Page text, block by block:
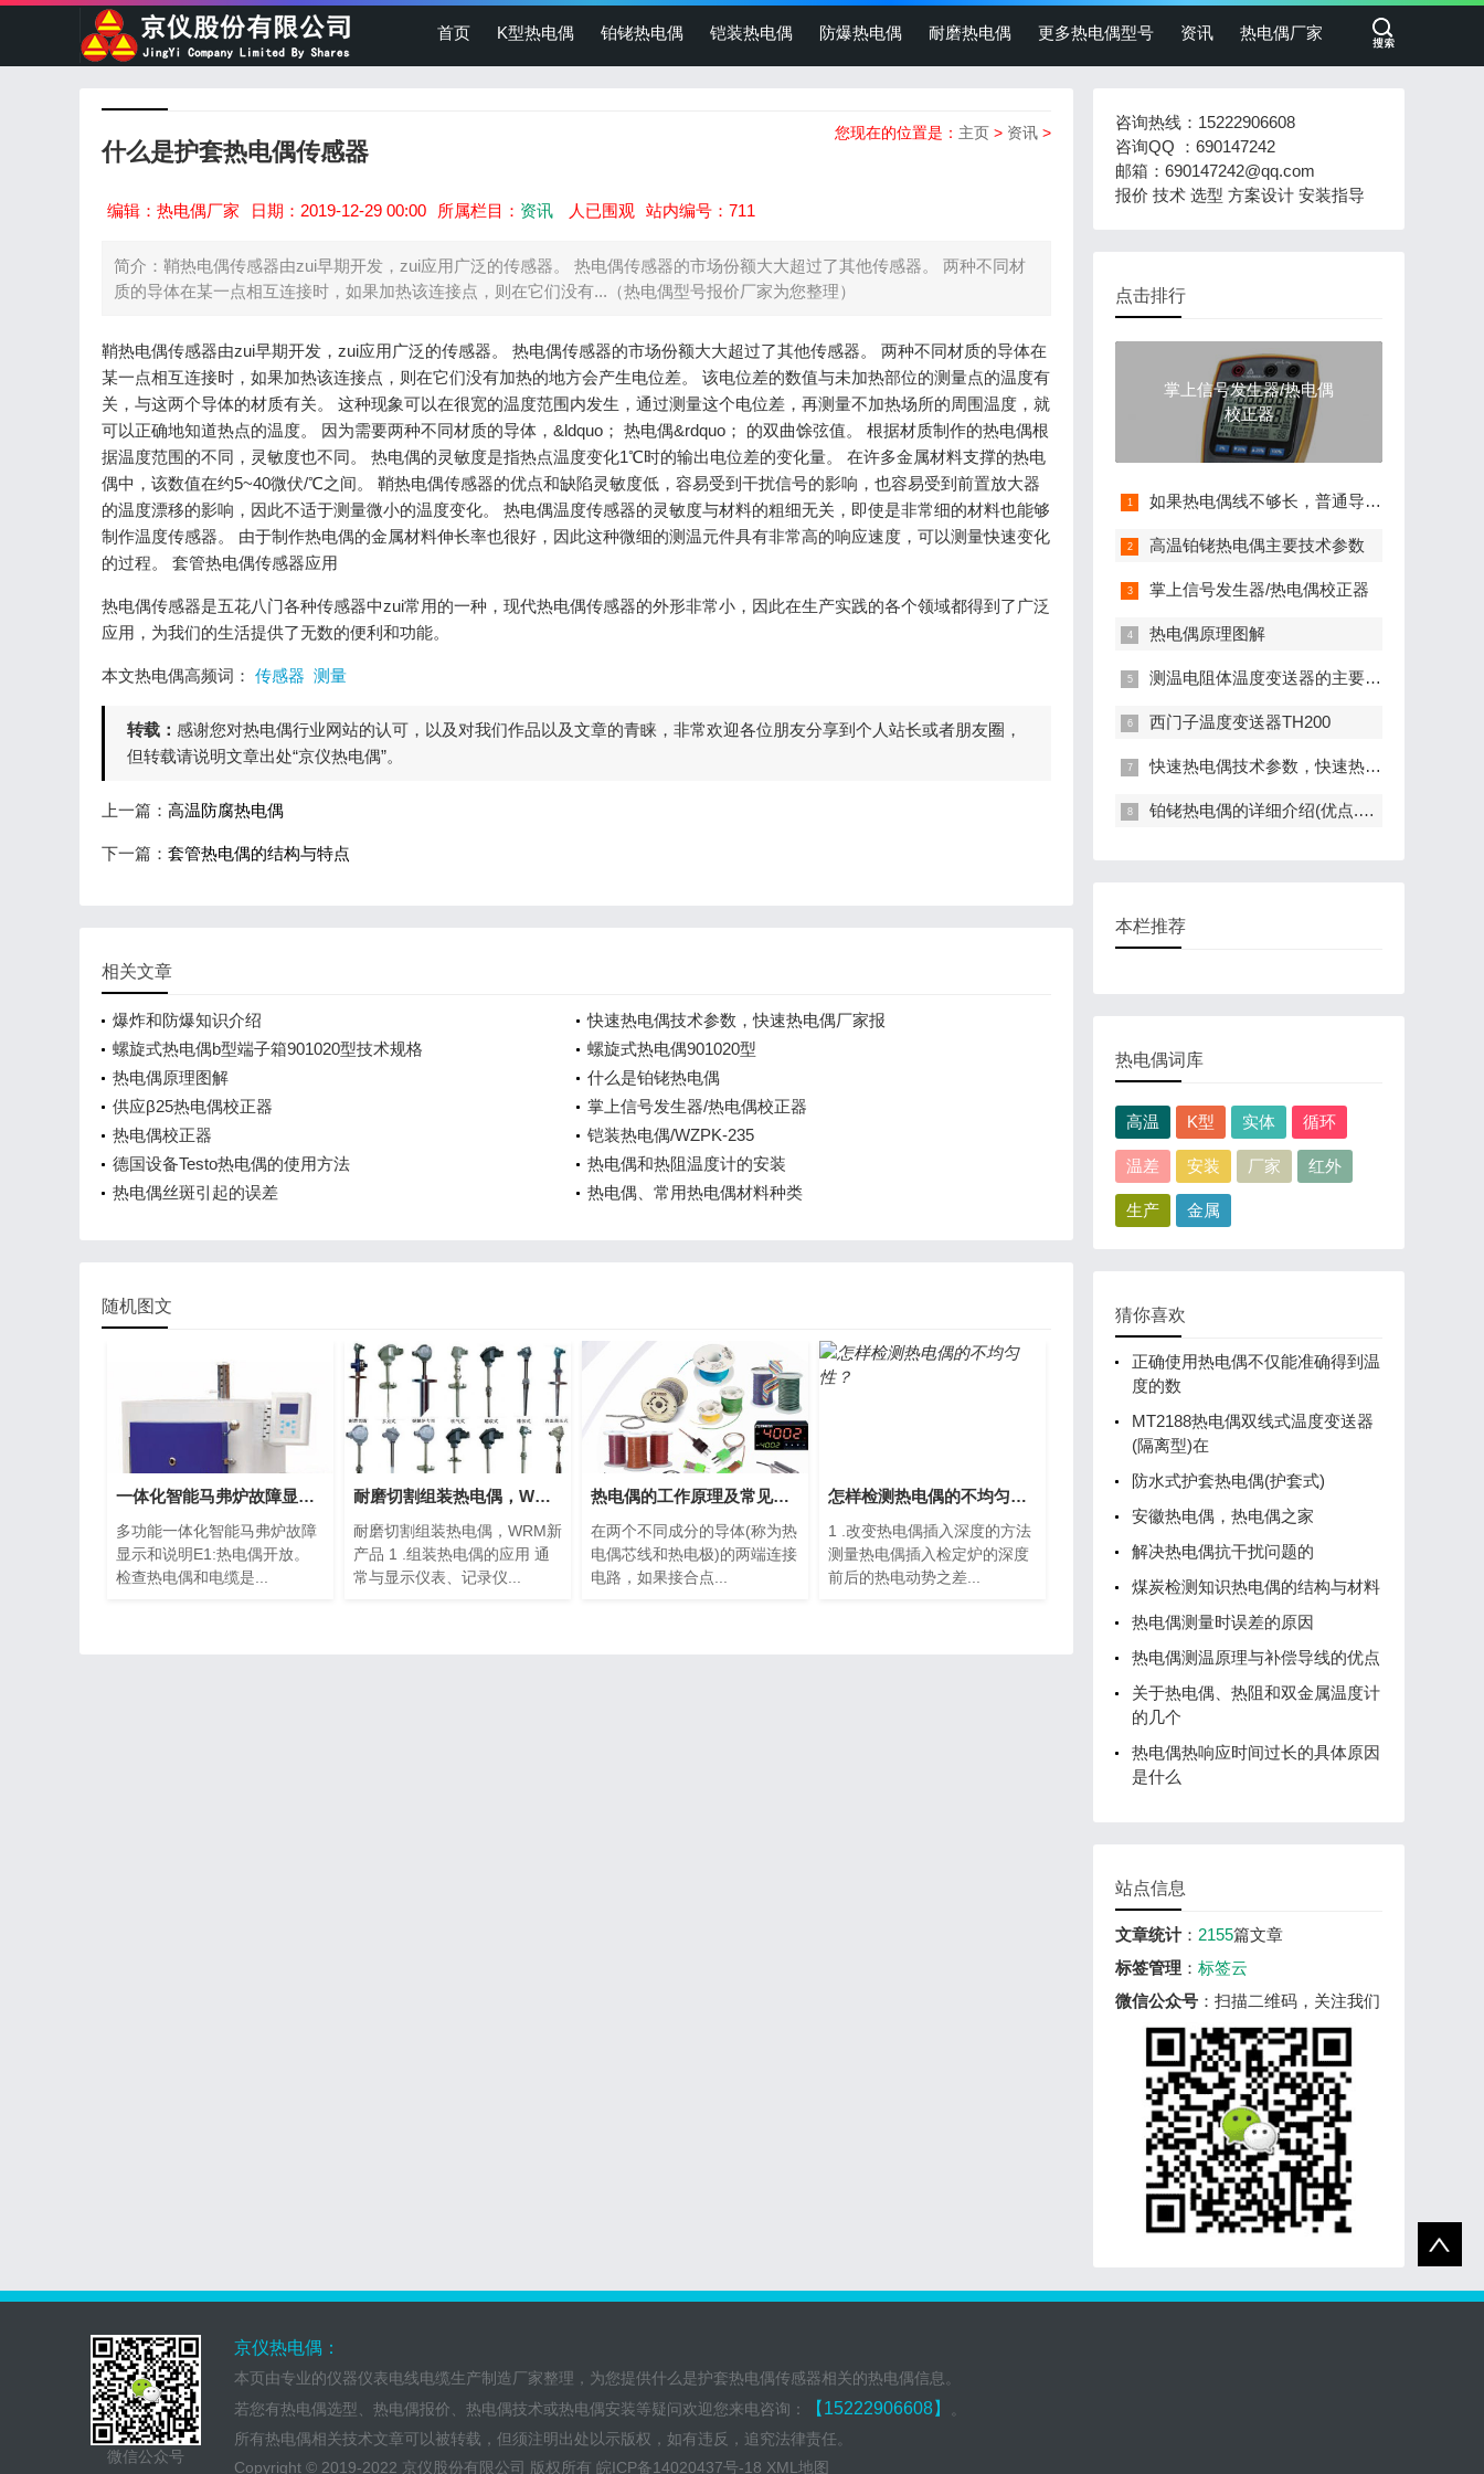
首页 K型热电偶 铂铑热电偶 铠装热电偶 防爆热电偶 耐磨热电偶 更多热电偶型号 资讯 热电偶厂家
您现在的位置是： 主页 > 资讯 >
什么是护套热电偶传感器
编辑：热电偶厂家 日期：2019-12-29 00:00 所属栏目： 资讯 人已围观 站内编号：711
简介：鞘热电偶传感器由zui早期开发，zui应用广泛的传感器。 热电偶传感器的市场份额大大超过了其他传感器。 两种不同材
质的导体在某一点相互连接时，如果加热该连接点，则在它们没有...（热电偶型号报价厂家为您整理）
鞘热电偶传感器由zui早期开发，zui应用广泛的传感器。 热电偶传感器的市场份额大大超过了其他传感器。 两种不同材质的导体在
某一点相互连接时，如果加热该连接点，则在它们没有加热的地方会产生电位差。 该电位差的数值与未加热部位的测量点的温度有
关，与这两个导体的材质有关。 这种现象可以在很宽的温度范围内发生，通过测量这个电位差，再测量不加热场所的周围温度，就
可以正确地知道热点的温度。 因为需要两种不同材质的导体，&ldquo； 热电偶&rdquo； 的双曲馀弦值。 根据材质制作的热电偶根
据温度范围的不同，灵敏度也不同。 热电偶的灵敏度是指热点温度变化1℃时的输出电位差的变化量。 在许多金属材料支撑的热电
偶中，该数值在约5~40微伏/℃之间。 鞘热电偶传感器的优点和缺陷灵敏度低，容易受到干扰信号的影响，也容易受到前置放大器
的温度漂移的影响，因此不适于测量微小的温度变化。 热电偶温度传感器的灵敏度与材料的粗细无关，即使是非常细的材料也能够
制作温度传感器。 由于制作热电偶的金属材料伸长率也很好，因此这种微细的测温元件具有非常高的响应速度，可以测量快速变化
的过程。 套管热电偶传感器应用
热电偶传感器是五花八门各种传感器中zui常用的一种，现代热电偶传感器的外形非常小，因此在生产实践的各个领域都得到了广泛
应用，为我们的生活提供了无数的便利和功能。
本文热电偶高频词： 传感器 测量
转载： 感谢您对热电偶行业网站的认可，以及对我们作品以及文章的青睐，非常欢迎各位朋友分享到个人站长或者朋友圈，
但转载请说明文章出处“京仪热电偶”。
上一篇： 高温防腐热电偶
下一篇： 套管热电偶的结构与特点
相关文章
爆炸和防爆知识介绍
快速热电偶技术参数，快速热电偶厂家报
螺旋式热电偶b型端子箱901020型技术规格
螺旋式热电偶901020型
热电偶原理图解
什么是铂铑热电偶
供应β25热电偶校正器
掌上信号发生器/热电偶校正器
热电偶校正器
铠装热电偶/WZPK-235
德国设备Testo热电偶的使用方法
热电偶和热阻温度计的安装
热电偶丝斑引起的误差
热电偶、常用热电偶材料种类
随机图文
一体化智能马弗炉故障显示与说明、分析
多功能一体化智能马弗炉故障
显示和说明E1:热电偶开放。
检查热电偶和电缆是...
耐磨切割组装热电偶，WRM新产品
耐磨切割组装热电偶，WRM新
产品 1 .组装热电偶的应用 通
常与显示仪表、记录仪...
热电偶的工作原理及常见种类
在两个不同成分的导体(称为热
电偶芯线和热电极)的两端连接
电路，如果接合点...
怎样检测热电偶的不均匀性？
1 .改变热电偶插入深度的方法
测量热电偶插入检定炉的深度
前后的热电动势之差...
咨询热线：15222906608
咨询QQ ：690147242
邮箱：690147242@qq.com
报价 技术 选型 方案设计 安装指导
点击排行
掌上信号发生器/热电偶
校正器
如果热电偶线不够长，普通导线是否可以
高温铂铑热电偶主要技术参数
掌上信号发生器/热电偶校正器
热电偶原理图解
测温电阻体温度变送器的主要特点
西门子温度变送器TH200
快速热电偶技术参数，快速热电偶厂家报
铂铑热电偶的详细介绍(优点.缺点)
本栏推荐
热电偶词库
高温 K型 实体 循环
温差 安装 厂家 红外
生产 金属
猜你喜欢
正确使用热电偶不仅能准确得到温
度的数
MT2188热电偶双线式温度变送器
(隔离型)在
防水式护套热电偶(护套式)
安徽热电偶，热电偶之家
解决热电偶抗干扰问题的
煤炭检测知识热电偶的结构与材料
热电偶测量时误差的原因
热电偶测温原理与补偿导线的优点
关于热电偶、热阻和双金属温度计
的几个
热电偶热响应时间过长的具体原因
是什么
站点信息
文章统计： 2155篇文章
标签管理 ： 标签云
微信公众号 ：扫描二维码，关注我们
微信公众号
京仪热电偶：
本页由专业的仪器仪表电线电缆生产制造厂家整理，为您提供什么是护套热电偶传感器相关的热电偶信息。
若您有热电偶选型、热电偶报价、热电偶技术或热电偶安装等疑问欢迎您来电咨询：
【15222906608】
。
所有热电偶相关技术文章可以被转载，但须注明出处以示版权，如有违反，追究法律责任。
Copyright © 2019-2022 京仪股份有限公司 版权所有 皖ICP备14020437号-18 XML地图